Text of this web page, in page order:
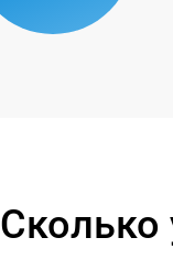
Сколько